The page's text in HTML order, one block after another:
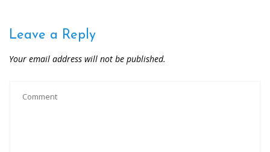
Leave a Reply
Your email address will not be published.